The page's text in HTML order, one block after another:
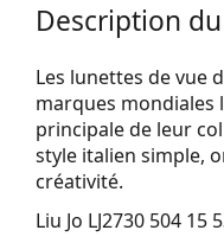
Description
Les lunettes de vue
marques mondiales
principale de leur
style italien simple,
créativité.
Liu Jo LJ2730 504 15